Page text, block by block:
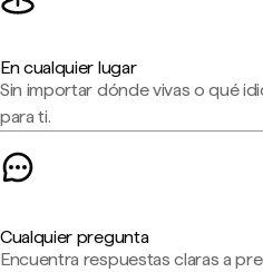
En cualquier lugar
Sin importar dónde vivas o qué
para ti.
Cualquier pregunta
Encuentra respuestas claras a